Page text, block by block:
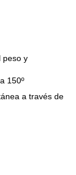
peso y
150º
a través de